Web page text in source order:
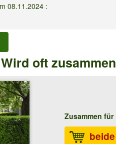
08.11.2024 :
die Samen (Kerne) sind sehr
am
Wird oft
Zusammen für